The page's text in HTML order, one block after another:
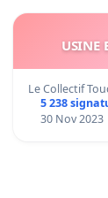
USINE
Le Collectif
5 238
30 Nov 2023